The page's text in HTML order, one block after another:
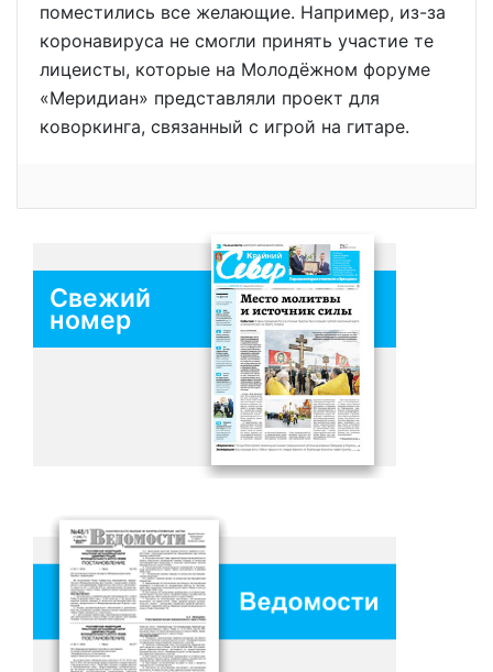
поместились все желающие. Например, из-за
коронавируса не смогли принять участие те
лицеисты, которые на Молодёжном форуме
«Меридиан» представляли проект для
коворкинга, связанный с игрой на гитаре.
Свежий
номер